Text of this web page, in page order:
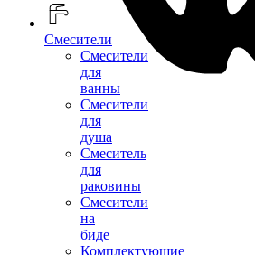
Смесители
Смесители
для
ванны
Смесители
для
душа
Смеситель
для
раковины
Смесители
на
биде
Комплектующие